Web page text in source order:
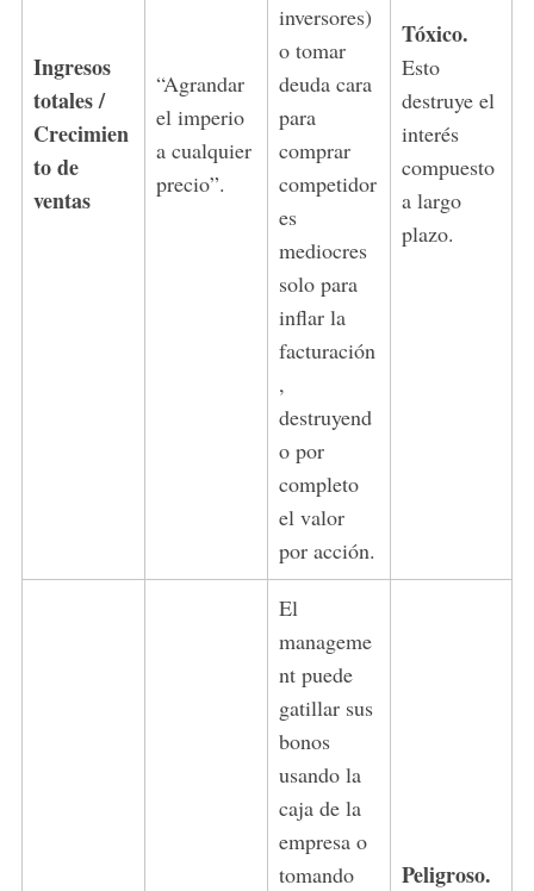
Ingresos
totales /
Crecimien
to de
ventas
“Agrandar
el imperio
a cualquier
precio”.
inversores)
o tomar
deuda cara
para
comprar
competidor
es
mediocres
solo para
inflar la
facturación
,
destruyend
o por
completo
el valor
por acción.
Tóxico.
Esto
destruye el
interés
compuesto
a largo
plazo.
El
manageme
nt puede
gatillar sus
bonos
usando la
caja de la
empresa o
tomando
Peligroso.